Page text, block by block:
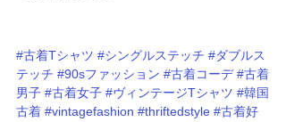
#古着Tシャツ #シングルステッチ #ダブルス
テッチ #90sファッション #古着コーデ #古着
男子 #古着女子 #ヴィンテージTシャツ #韓国
古着 #vintagefashion #thriftedstyle #古着好